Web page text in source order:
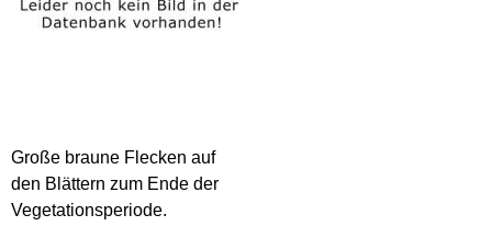
Große braune Flecken auf
den Blättern zum Ende der
Vegetationsperiode.